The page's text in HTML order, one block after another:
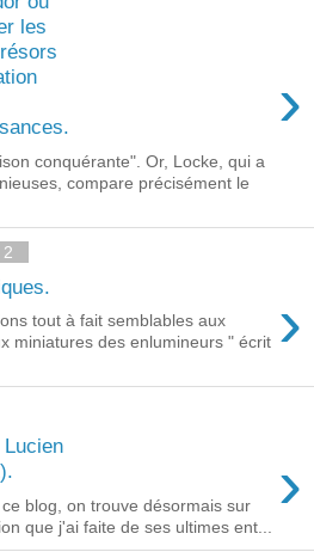
les
›
conquérante". Or, Locke, qui a
compare précisément le
›
tout à fait semblables aux
miniatures des enlumineurs " écrit
›
blog, on trouve désormais sur
que j'ai faite de ses ultimes ent...